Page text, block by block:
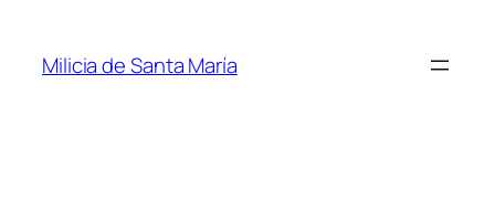
contenido
Milicia de Santa María